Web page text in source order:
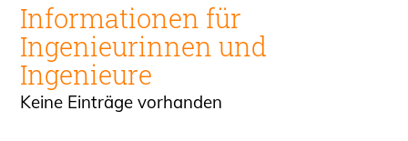
Informationen für
Ingenieurinnen und
Ingenieure
Keine Einträge vorhanden